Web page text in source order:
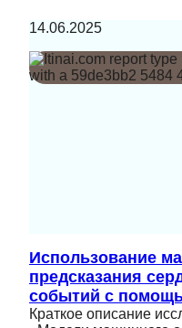
14.06.2025
Использование
предсказания
событий с
Краткое описание